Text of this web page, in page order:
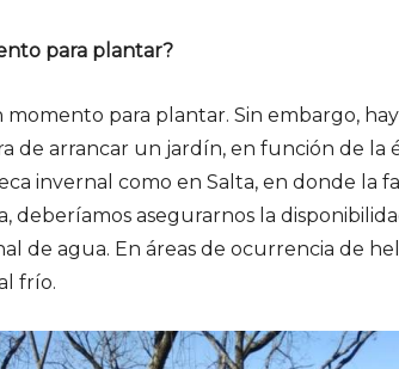
para plantar­?
para plantar. Sin embargo,
de arrancar un jardín, en función de la
invernal como en Salta, en donde la
deberíamos asegurarnos la
de agua. En áreas de ocurrencia de
frío.